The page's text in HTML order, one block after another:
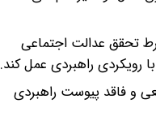
تحقق عدالت اجتماعی
رویکردی راهبردی عمل کند.
و فاقد پیوست راهبردی